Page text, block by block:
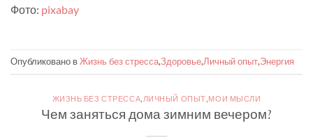
Фото: pixabay
Опубликовано вЖизнь без стресса,Здоровье,Личный опыт,Энергия
ЖИЗНЬ БЕЗ СТРЕССА,ЛИЧНЫЙ ОПЫТ,МОИ МЫСЛИ
Чем заняться дома зимним вечером?